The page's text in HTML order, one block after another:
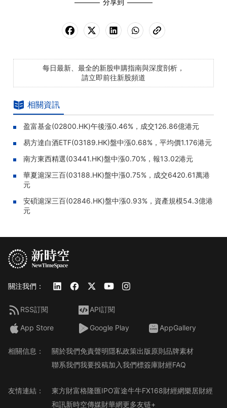
分享到
每日最新、最全的新股申購指南與深度剖析，
請立即前往新股頻道
相關資訊
盈富基金(02800.HK)午後漲0.46%，成交126.86億港元
易方達白酒ETF(03189.HK)盤中漲0.68%，平均價1.176港元
南方東西精選(03441.HK)盤中漲0.70%，報13.02港元
華夏滬深三百(03188.HK)盤中漲0.75%，成交6420.61萬港
元
安碩滬深三百(02846.HK)盤中漲0.93%，資產規模54.3億港
元
關注我們：
RSS訂閱 API訂閱
App Store Google Play AppGallery
相關信息： 關於我們免責聲明隱私政策出版原則品牌素材
聯系我們我要投稿加入我們標簽庫財經FAQ
友情連結： 東方財富格隆匯IPO富途牛牛FX168財經網樂居財經
和訊新時空傳媒財華網更多友链+